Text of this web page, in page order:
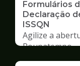
Formulários
Declaração
ISSQN
Agilize a
Poupatempo